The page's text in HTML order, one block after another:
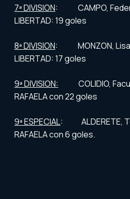
7ª DIVISION: CAMPO,
LIBERTAD: 19 goles
8ª DIVISION: MONZON,
LIBERTAD: 17 goles
9ª DIVISION: COLIDIO,
RAFAELA con 22 goles
9ª ESPECIAL: ALDERETE,
RAFAELA con 6 goles.